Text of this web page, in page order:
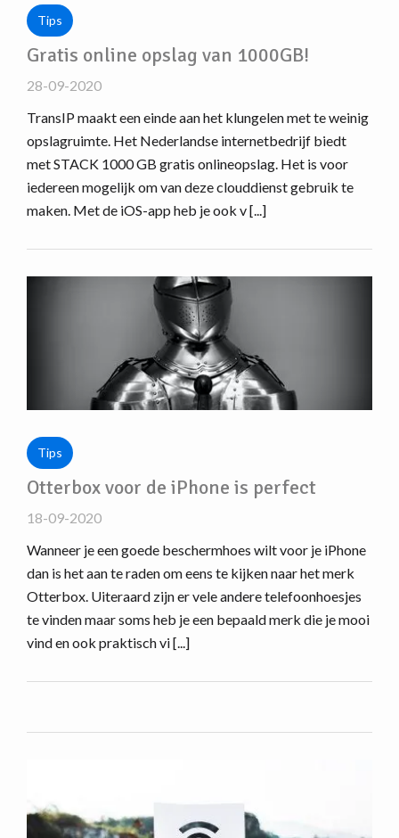
Tips
Gratis online opslag van 1000GB!
28-09-2020
TransIP maakt een einde aan het klungelen met te weinig
opslagruimte. Het Nederlandse internetbedrijf biedt
met STACK 1000 GB gratis onlineopslag. Het is voor
iedereen mogelijk om van deze clouddienst gebruik te
maken. Met de iOS-app heb je ook v [...]
Tips
Otterbox voor de iPhone is perfect
18-09-2020
Wanneer je een goede beschermhoes wilt voor je iPhone
dan is het aan te raden om eens te kijken naar het merk
Otterbox. Uiteraard zijn er vele andere telefoonhoesjes
te vinden maar soms heb je een bepaald merk die je mooi
vind en ook praktisch vi [...]